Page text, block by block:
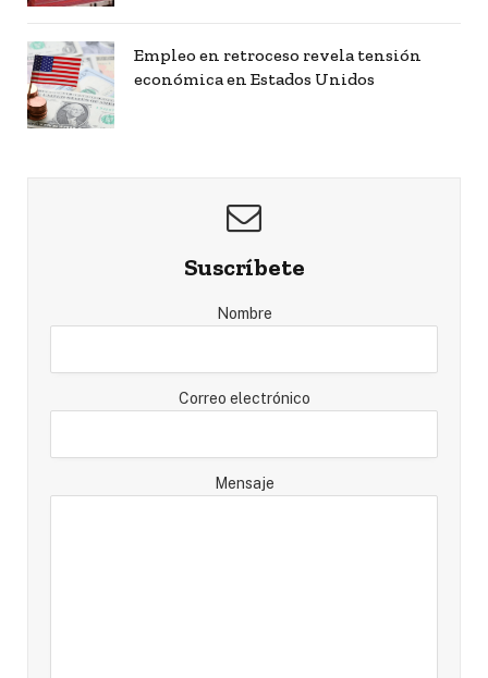
Empleo en retroceso revela tensión
económica en Estados Unidos
Suscríbete
Nombre
Correo electrónico
Mensaje